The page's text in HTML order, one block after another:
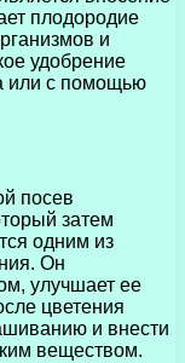
плодородие
и
удобрение
или с помощью
посев
затем
одним из
Он
улучшает ее
цветения
и внести
веществом.